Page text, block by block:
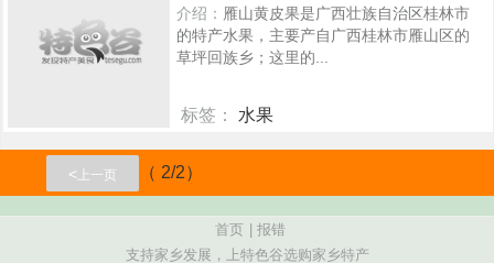
介绍： 雁山黄皮果是广西壮族自治区桂林市
的特产水果，主要产自广西桂林市雁山区的
草坪回族乡；这里的...
标签： 水果
125
< 上一页 （ 2/2）
首页
报错
支持家乡发展，上特色谷选购家乡特产